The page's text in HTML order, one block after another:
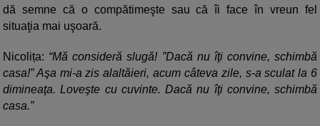
dă semne că o compătimeşte sau că îi face în vreun fel
situaţia mai uşoară.
Nicolița: “Mă consideră slugă! ”Dacă nu îţi convine, schimbă
casa!” Aşa mi-a zis alaltăieri, acum câteva zile, s-a sculat la 6
dimineaţa. Loveşte cu cuvinte. Dacă nu îţi convine, schimbă
casa.”